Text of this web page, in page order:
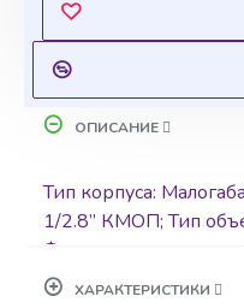
ОПИСАНИЕ
Тип корпуса:
1/2.8” КМОП; Тип
Фокусное
м; Максимальное
ХАРАКТЕРИСТИКИ